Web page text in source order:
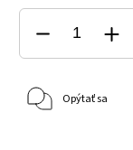
Opýtať sa